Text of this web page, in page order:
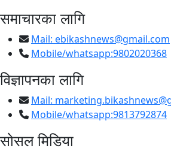
समाचारका लागि
Mail: ebikashnews@gmail.com
Mobile/whatsapp:9802020368
विज्ञापनका लागि
Mail:
Mobile/whatsapp:9813792874
सोसल मिडिया